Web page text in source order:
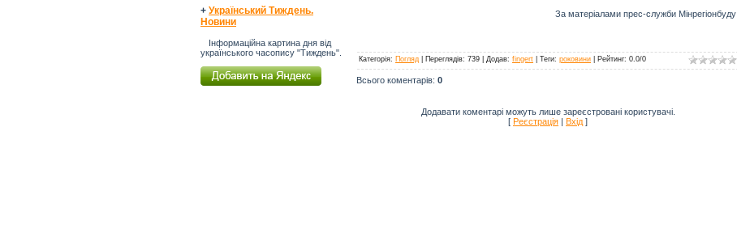
+ Український Тиждень.
Новини
Інформаційна картина дня від
українського часопису "Тиждень".
За матеріалами прес-служби Мінрегіонбуду
Категорія: Погляд Переглядів: 739 | Додав: fingert Теги: роковини Рейтинг: 0.0/0
Всього коментарів: 0
Додавати коментарі можуть лише зареєстровані користувачі.
[ Реєстрація | Вхід ]